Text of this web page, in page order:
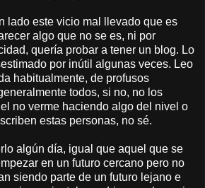
lado este vicio mal llevado que es
algo que no se es, ni por
quería probar a tener un blog. Lo
por inútil algunas veces. Leo
habitualmente, de profusos
todos, si no, no los
no verme haciendo algo del nivel o
estas personas, no sé.
algún día, igual que aquel que se
en un futuro cercano pero no
siendo parte de un futuro lejano e